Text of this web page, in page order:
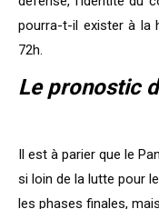
pourra-t-il exister à la
72h.
Le pronostic
Il est à parier que le
si loin de la lutte pour
les phases finales,